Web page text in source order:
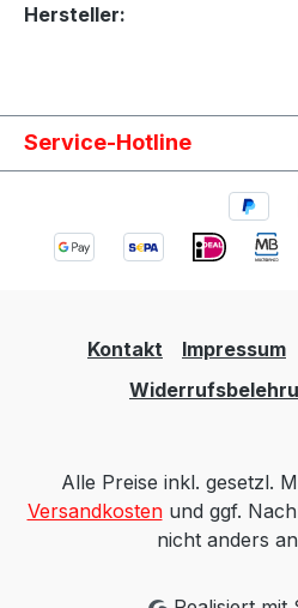
Hersteller:
Service-Hotline
Kontakt Impressum
Alle Preise inkl. gesetzl.
Versandkostenund ggf.
nicht anders